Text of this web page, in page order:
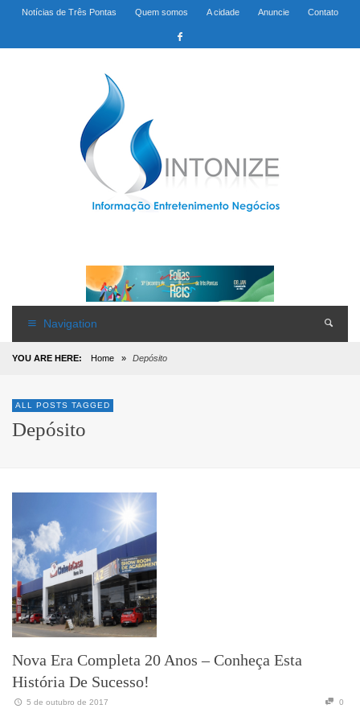
Notícias de Três Pontas Quem somos A cidade Anuncie Contato
Navigation
YOU ARE HERE: Home » Depósito
ALL POSTS TAGGED
Depósito
Nova Era Completa 20 Anos – Conheça Esta
História De Sucesso!
5 de outubro de 2017 0